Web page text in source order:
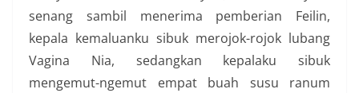
senang sambil menerima pemberian Feilin,
kepala kemaluanku sibuk merojok-rojok lubang
Vagina Nia, sedangkan kepalaku sibuk
mengemut-ngemut empat buah susu ranum